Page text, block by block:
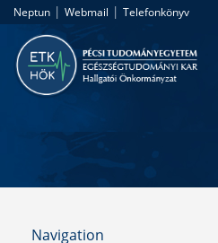
Neptun | Webmail | Telefonkönyv
Navigation